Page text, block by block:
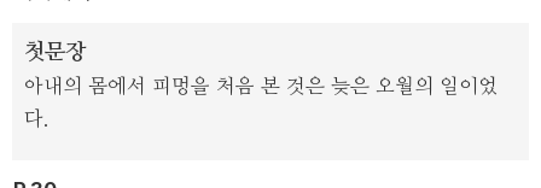
담긴 세 권의 책은 2018년에 새로운 옷을 입었다. 빛깔도 판형도 저
마다 달랐던 세 권의 책을 조심스레 이어 하나의 선 위에 두는 작업이
라고 할 수 있었다. 스물서너 살 때의 작가가 1년 동안 휘몰아치듯 썼
첫문장
아내의 몸에서 피멍을 처음 본 것은 늦은 오월의 일이었
다.